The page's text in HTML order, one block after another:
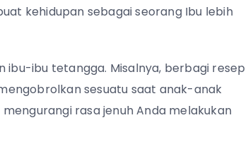
kehidupan sebagai seorang Ibu lebih
ibu-ibu tetangga. Misalnya, berbagi resep
sesuatu saat anak-anak
rasa jenuh Anda melakukan